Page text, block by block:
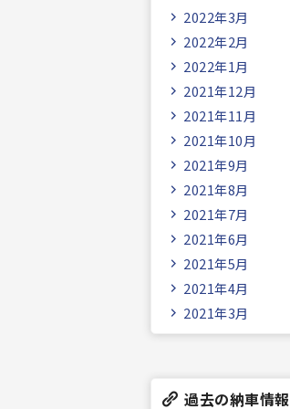
2022年3月
2022年2月
2022年1月
2021年12月
2021年11月
2021年10月
2021年9月
2021年8月
2021年7月
2021年6月
2021年5月
2021年4月
2021年3月
過去の納車情報